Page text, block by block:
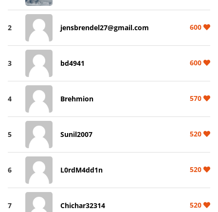
2 jensbrendel27@gmail.com 600
3 bd4941 600
4 Brehmion 570
5 Sunil2007 520
6 L0rdM4dd1n 520
7 Chichar32314 520